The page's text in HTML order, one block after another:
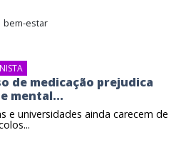
bem-estar
de medicação prejudica
mental...
e universidades ainda carecem de